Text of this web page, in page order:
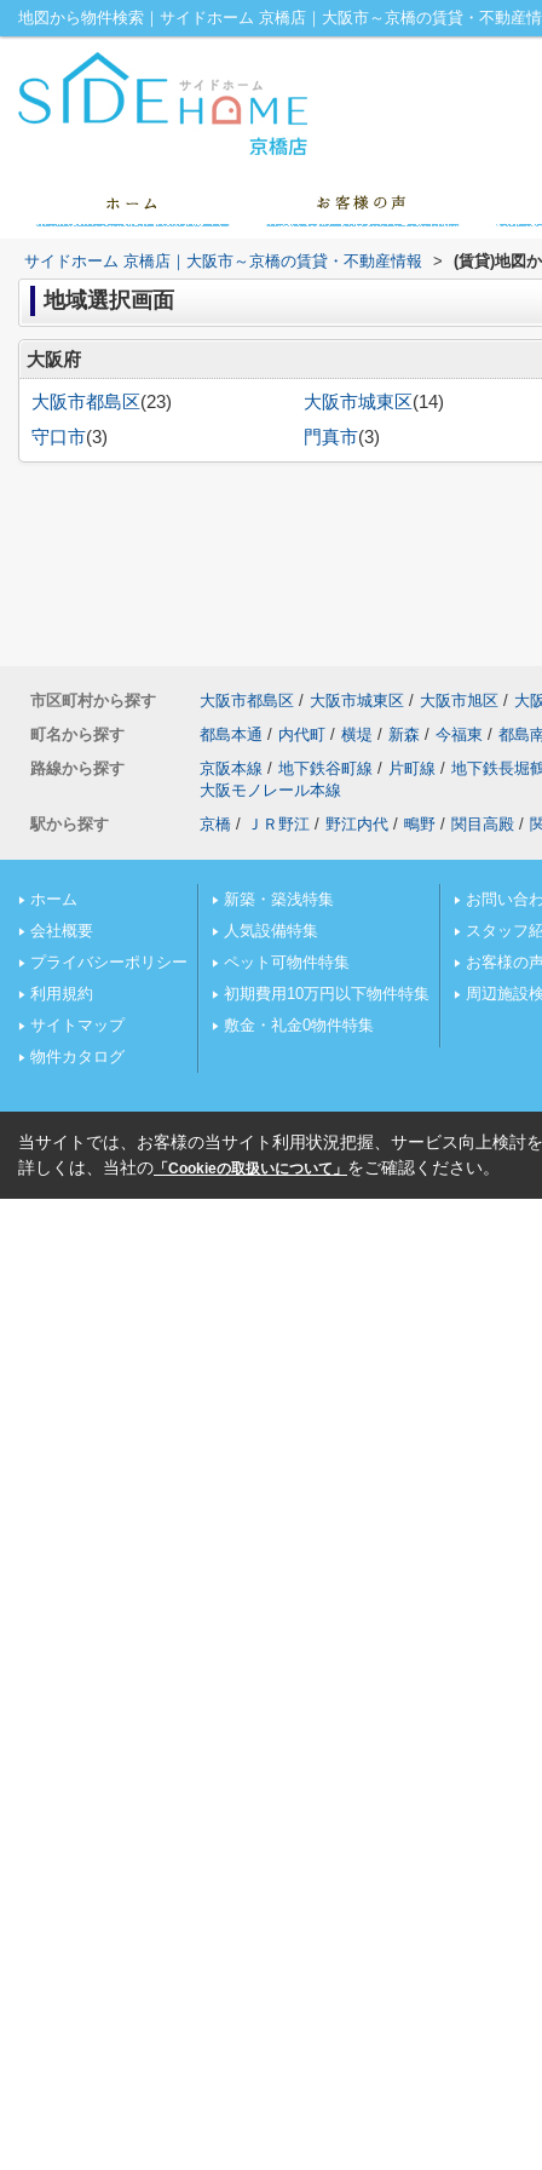
地図から物件検索｜サイドホーム 京橋店｜大阪市～京橋の賃貸・不動産
サイドホーム 京橋店｜大阪市～京橋の賃貸・不動産情報 > (賃貸)地図
地域選択画面
大阪府
大阪市都島区(23) 大阪市城東区(14)
守口市(3) 門真市(3)
市区町村から探す 大阪市都島区 / 大阪市城東区 / 大阪市旭区 / 大
町名から探す
都島本通 / 内代町 / 横堤 / 新森 / 今福東 / 都島
路線から探す
京阪本線 / 地下鉄谷町線 / 片町線 / 地下鉄長堀
大阪モノレール本線
駅から探す
京橋 / ＪＲ野江 / 野江内代 / 鴫野 / 関目高殿 /
ホーム
会社概要
プライバシーポリシー
利用規約
サイトマップ
物件カタログ
新築・築浅特集
人気設備特集
ペット可物件特集
初期費用10万円以下物件特集
敷金・礼金0物件特集
お問い合
スタッフ
お客様の
周辺施設
当サイトでは、お客様の当サイト利用状況把握、サービス向上検討
詳しくは、当社の 「Cookieの取扱いについて」 をご確認ください。